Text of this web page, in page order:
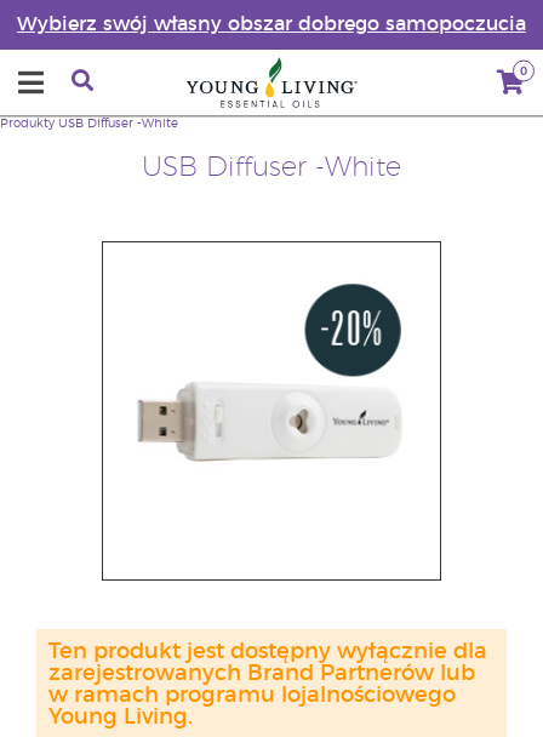
Wybierz swój własny obszar dobrego samopoczucia
0
USB Diffuser -White
Produkty USB Diffuser -White
Ten produkt jest dostępny wyłącznie dla
zarejestrowanych Brand Partnerów lub
w ramach programu lojalnościowego
Young Living.